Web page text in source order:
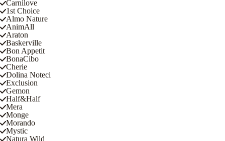
Carnilove
1st Choice
Almo Nature
AnimAll
Araton
Baskerville
Bon Appetit
BonaCibo
Cherie
Dolina Noteci
Exclusion
Gemon
Half&Half
Mera
Monge
Morando
Mystic
Natura Wild